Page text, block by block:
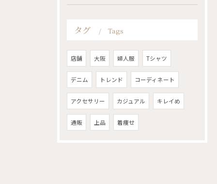
タグ Tags
店舗 大阪 婦人服 Tシャツ
デニム トレンド コーディネート
アクセサリー カジュアル キレイめ
通販 上品 着痩せ